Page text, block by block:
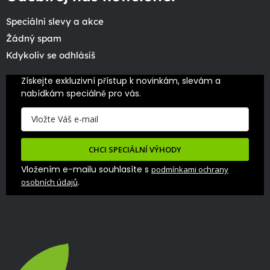
Speciální slevy a akce
Žádný spam
Kdykoliv se odhlásíš
Získejte exkluzivní přístup k novinkám, slevám a
nabídkám speciálně pro vás.
CHCI SPECIÁLNÍ VÝHODY
Vložením e-mailu souhlasíte s podmínkami ochrany
osobních údajů.